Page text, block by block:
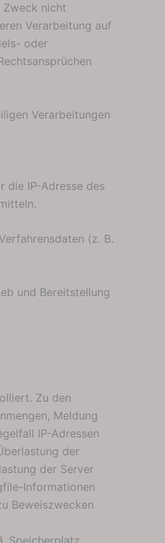
Zweck nicht
Verarbeitung auf
oder
Verarbeitungen
die IP-Adresse des
(z. B.
und Bereitstellung
Zu den
Meldung
IP-Adressen
der
der Server
Informationen
Beweiszwecken
Speicherplatz